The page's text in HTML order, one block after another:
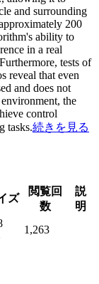
and surrounding
200
ability to
in a real
tests of
reveal that even
and does not
the
control
tasks.続きを見る
閲覧回数
説明